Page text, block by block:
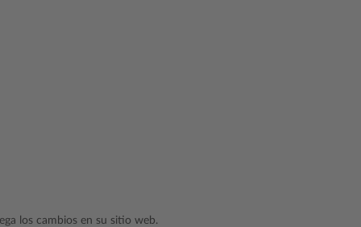
los cambios en su sitio web.